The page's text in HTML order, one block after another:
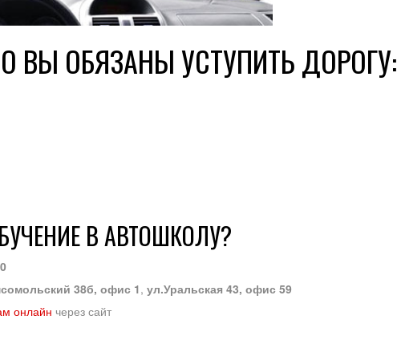
ВЫ ОБЯЗАНЫ УСТУПИТЬ ДОРОГУ:
В АВТОШКОЛУ?
38б, офис 1, ул.Уральская 43, офис 59
онлайн через сайт